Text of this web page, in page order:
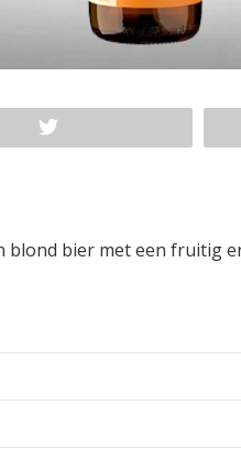
bier met een fruitig